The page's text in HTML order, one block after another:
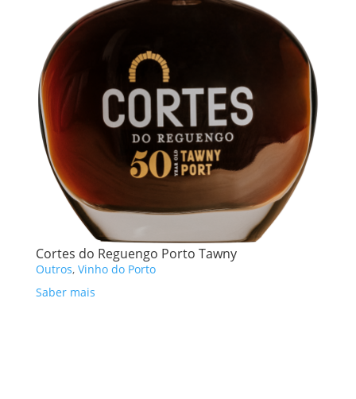
Cortes do Reguengo Porto Tawny
Outros, Vinho do Porto
Saber mais